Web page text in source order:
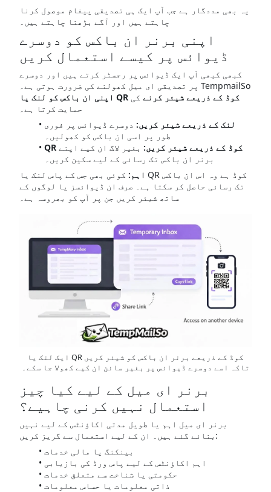
یہ بھی مددگار ہے جب آپ ایک ہی تصدیقی پیغام موصول کرنا
چاہتے ہیں اور آگے بڑھنا چاہتے ہیں۔
اپنی برنر ان باکس کو دوسرے
ڈیوائس پر کیسے استعمال کریں
کبھی کبھی آپ ایک ڈیوائس پر رجسٹر کرتے ہیں اور دوسرے
پر تصدیقی ای میل کھولنے کی ضرورت ہوتی ہے۔ TempmailSo
اپنی ان باکس کو لنک یا QR کوڈ کے ذریعے شیئر کرنے کی
حمایت کرتا ہے۔
لنک کے ذریعے شیئر کریں: دوسرے ڈیوائس پر فوری
طور پر اسی ان باکس کو کھولیں۔
QR کوڈ کے ذریعے شیئر کریں: بغیر لاگ ان کیے اپنے
برنر ان باکس تک رسائی کے لیے سکین کریں۔
اہم: کوئی بھی جس کے پاس لنک یا QR کوڈ ہے وہ اس ان باکس
تک رسائی حاصل کر سکتا ہے۔ صرف ان ڈیوائسز یا لوگوں کے
ساتھ شیئر کریں جن پر آپ کو بھروسہ ہے۔
ایک لنک یا QR کوڈ کے ذریعے برنر ان باکس کو شیئر کریں
تاکہ اسے دوسرے ڈیوائس پر بغیر سائن ان کیے کھولا جا سکے۔
برنر ای میل کے لیے کیا چیز
استعمال نہیں کرنی چاہیے؟
برنر ای میل اہم یا طویل مدتی اکاؤنٹس کے لیے نہیں
بنائے گئے ہیں۔ ان کے لیے استعمال سے گریز کریں:
بینکنگ یا مالی خدمات
اہم اکاؤنٹس کے لیے پاس ورڈ کی بازیابی
حکومتی یا شناخت سے متعلق خدمات
ذاتی معلومات یا حساس معلومات